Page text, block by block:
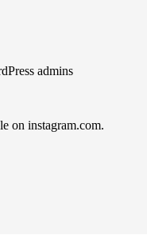
admins
on instagram.com.